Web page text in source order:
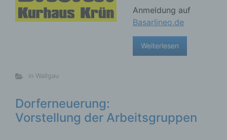
Anmeldung auf
Basarlineo.de
Weiterlesen
in Wallgau
Dorferneuerung:
Vorstellung der Arbeitsgruppen